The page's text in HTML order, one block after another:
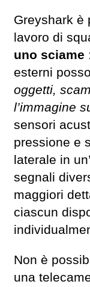
Greyshark è
lavoro di
uno sciame
esterni
oggetti,
l’immagine
sensori
pressione e
laterale in
segnali
maggiori
ciascun
Non è
una